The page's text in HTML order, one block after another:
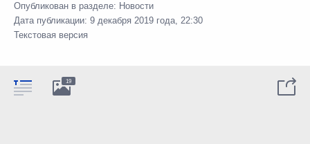
Опубликован в разделе: Новости
Дата публикации: 9 декабря 2019 года, 22:30
Текстовая версия
19